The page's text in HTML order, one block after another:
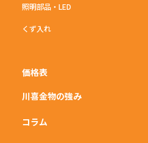
照明部品・LED
くず入れ
価格表
川喜金物の強み
コラム